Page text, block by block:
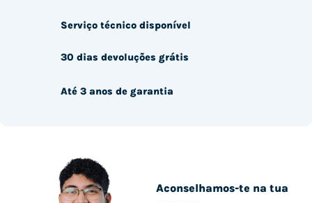
Aconselhamos-te na tua
Serviço técnico disponível
30 dias devoluções grátis
Até 3 anos de garantia